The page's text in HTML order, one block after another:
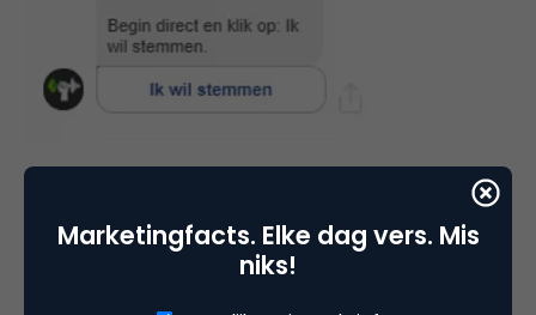
Klikt iemand op ‘Ik wil stemmen’ dan komen ze op
sturen.
Marketingfacts. Elke dag vers. Mis
niks!